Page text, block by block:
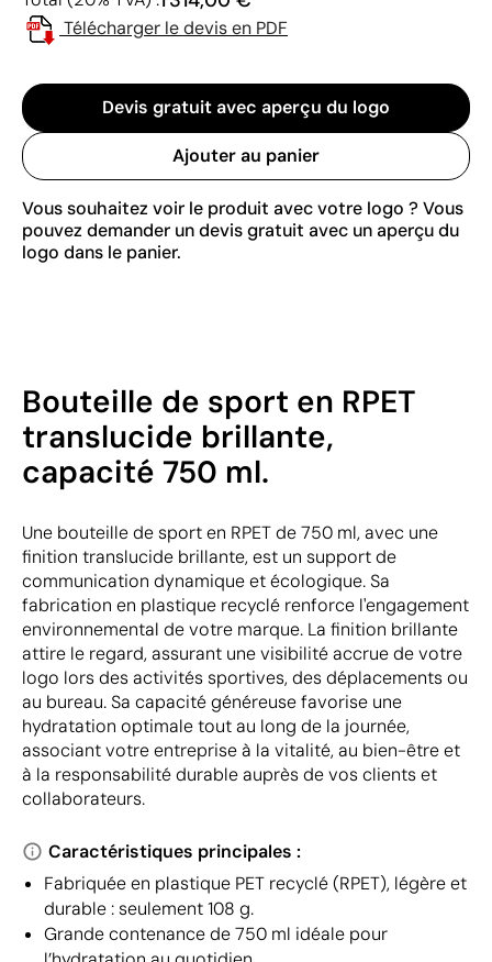
Télécharger le devis en PDF
Devis gratuit avec aperçu du logo
Ajouter au panier
Vous souhaitez voir le produit avec votre logo ? Vous
pouvez demander un devis gratuit avec un aperçu du
logo dans le panier.
Bouteille de sport en RPET
translucide brillante,
capacité 750 ml.
Une bouteille de sport en RPET de 750 ml, avec une
finition translucide brillante, est un support de
communication dynamique et écologique. Sa
fabrication en plastique recyclé renforce l'engagement
environnemental de votre marque. La finition brillante
attire le regard, assurant une visibilité accrue de votre
logo lors des activités sportives, des déplacements ou
au bureau. Sa capacité généreuse favorise une
hydratation optimale tout au long de la journée,
associant votre entreprise à la vitalité, au bien-être et
à la responsabilité durable auprès de vos clients et
collaborateurs.
Caractéristiques principales :
Fabriquée en plastique PET recyclé (RPET), légère et
durable : seulement 108 g.
Grande contenance de 750 ml idéale pour